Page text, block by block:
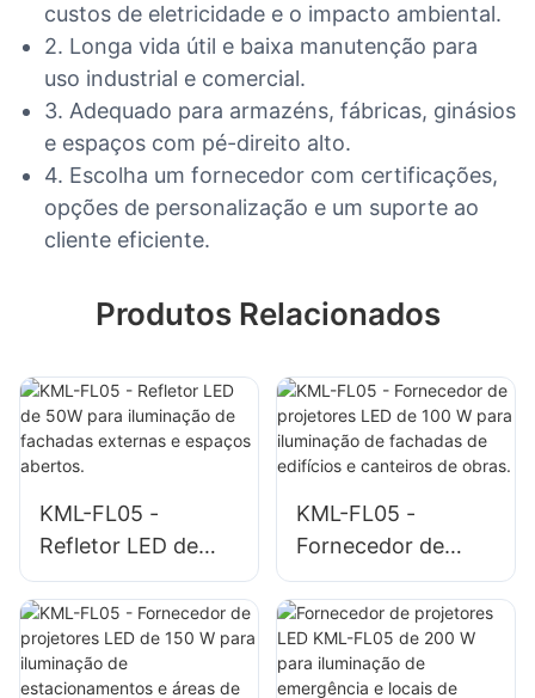
custos de eletricidade e o impacto ambiental.
2. Longa vida útil e baixa manutenção para
uso industrial e comercial.
3. Adequado para armazéns, fábricas, ginásios
e espaços com pé-direito alto.
4. Escolha um fornecedor com certificações,
opções de personalização e um suporte ao
cliente eficiente.
Produtos Relacionados
KML-FL05 -
Refletor LED de
50W para
iluminação de
fachadas externas
e espaços abertos.
KML-FL05 -
Fornecedor de
projetores LED de
100 W para
iluminação de
fachadas de